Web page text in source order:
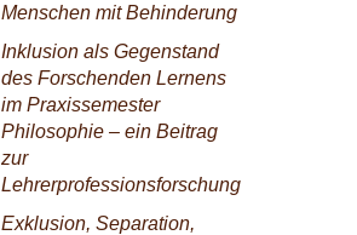
Menschen mit Behinderung
Inklusion als Gegenstand
des Forschenden Lernens
im Praxissemester
Philosophie – ein Beitrag
zur
Lehrerprofessionsforschung
Exklusion, Separation,